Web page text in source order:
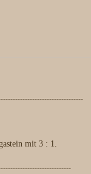
mit 3 : 1.